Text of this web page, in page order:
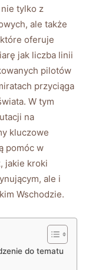
tylko z
ale także
oferuje
jak liczba linii
pilotów
przyciąga
W tym
na
kluczowe
pomóc w
jakie kroki
ale i
Wschodzie.
do tematu